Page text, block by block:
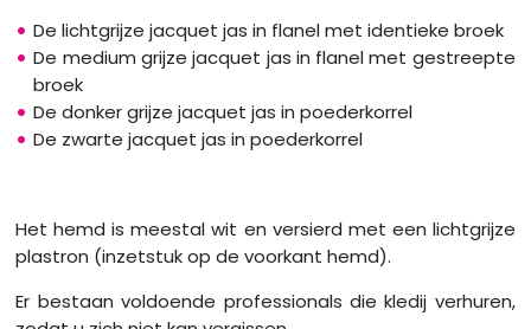
De lichtgrijze jacquet jas in flanel met identieke broek
De medium grijze jacquet jas in flanel met gestreepte
broek
De donker grijze jacquet jas in poederkorrel
De zwarte jacquet jas in poederkorrel
Het hemd is meestal wit en versierd met een lichtgrijze
plastron (inzetstuk op de voorkant hemd).
Er bestaan voldoende professionals die kledij verhuren,